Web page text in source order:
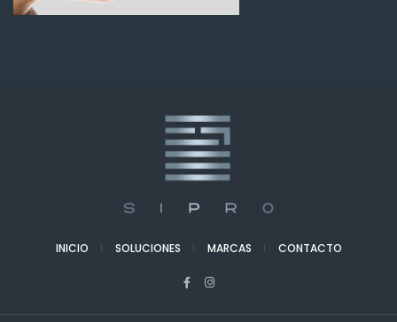
INICIO SOLUCIONES MARCAS CONTACTO